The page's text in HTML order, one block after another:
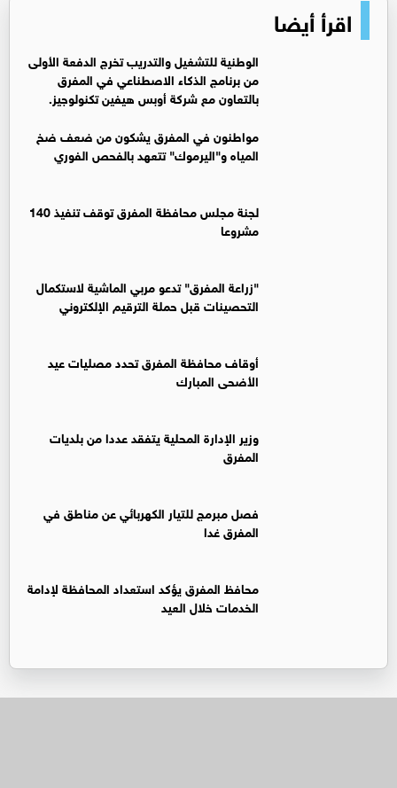
اقرأ أيضا
الوطنية للتشغيل والتدريب تخرج الدفعة الأولى
من برنامج الذكاء الاصطناعي في المفرق
بالتعاون مع شركة أوبس هيفين تكنولوجيز.
مواطنون في المفرق يشكون من ضعف ضخ
المياه و"اليرموك" تتعهد بالفحص الفوري
لجنة مجلس محافظة المفرق توقف تنفيذ 140
مشروعا
"زراعة المفرق" تدعو مربي الماشية لاستكمال
التحصينات قبل حملة الترقيم الإلكتروني
أوقاف محافظة المفرق تحدد مصليات عيد
الأضحى المبارك
وزير الإدارة المحلية يتفقد عددا من بلديات
المفرق
فصل مبرمج للتيار الكهربائي عن مناطق في
المفرق غدا
محافظ المفرق يؤكد استعداد المحافظة لإدامة
الخدمات خلال العيد